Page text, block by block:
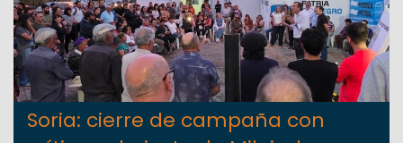
Soria: cierre de campaña con